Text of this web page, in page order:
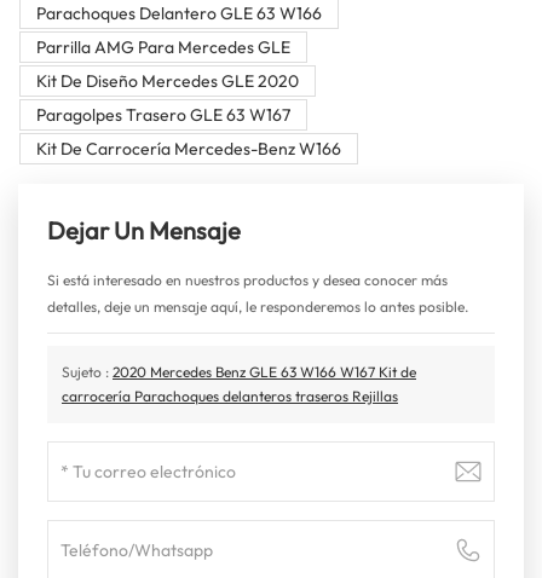
Parachoques Delantero GLE 63 W166
Parrilla AMG Para Mercedes GLE
Kit De Diseño Mercedes GLE 2020
Paragolpes Trasero GLE 63 W167
Kit De Carrocería Mercedes-Benz W166
Dejar Un Mensaje
Si está interesado en nuestros productos y desea conocer más
detalles, deje un mensaje aquí, le responderemos lo antes posible.
Sujeto : 2020 Mercedes Benz GLE 63 W166 W167 Kit de
carrocería Parachoques delanteros traseros Rejillas